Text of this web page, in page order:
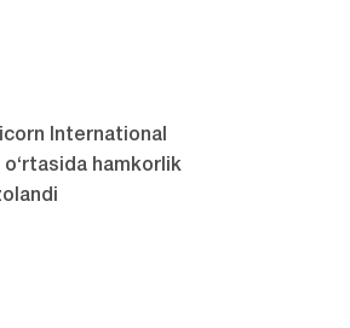
International
o‘rtasida hamkorlik